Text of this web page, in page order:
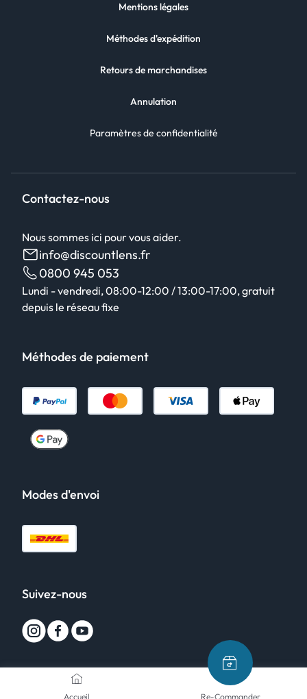
Accueil Re-Commander
Mentions légales
Méthodes d'expédition
Retours de marchandises
Annulation
Paramètres de confidentialité
Contactez-nous
Nous sommes ici pour vous aider.
info@discountlens.fr
0800 945 053
Lundi - vendredi, 08:00-12:00 / 13:00-17:00, gratuit
depuis le réseau fixe
Méthodes de paiement
Modes d'envoi
Suivez-nous